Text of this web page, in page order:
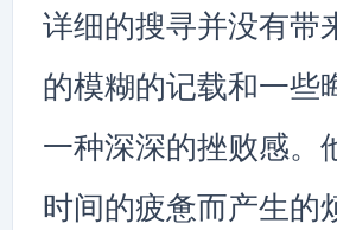
详细的搜寻并没有带
的模糊的记载和一些
一种深深的挫败感。
时间的疲惫而产生的